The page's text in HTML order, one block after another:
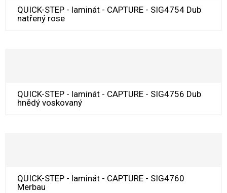
QUICK-STEP - laminát - CAPTURE - SIG4754 Dub
natřený rose
QUICK-STEP - laminát - CAPTURE - SIG4756 Dub
hnědý voskovaný
QUICK-STEP - laminát - CAPTURE - SIG4760
Merbau